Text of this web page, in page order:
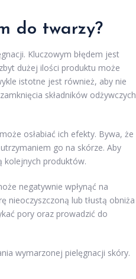
do twarzy?
Kluczowym błędem jest
dużej ilości produktu może
istotne jest również, aby nie
składników odżywczych
osłabiać ich efekty. Bywa, że
go na skórze. Aby
kolejnych produktów.
negatywnie wpłynąć na
nieoczyszczoną lub tłustą obniża
pory oraz prowadzić do
wymarzonej pielęgnacji skóry.